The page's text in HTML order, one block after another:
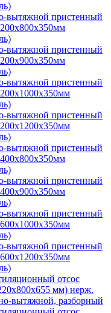
вытяжной пристенный
вытяжной пристенный
вытяжной пристенный
вытяжной пристенный
вытяжной пристенный
вытяжной пристенный
вытяжной пристенный
вытяжной пристенный
отсос
мм) нерж.
вытяжной, разборный